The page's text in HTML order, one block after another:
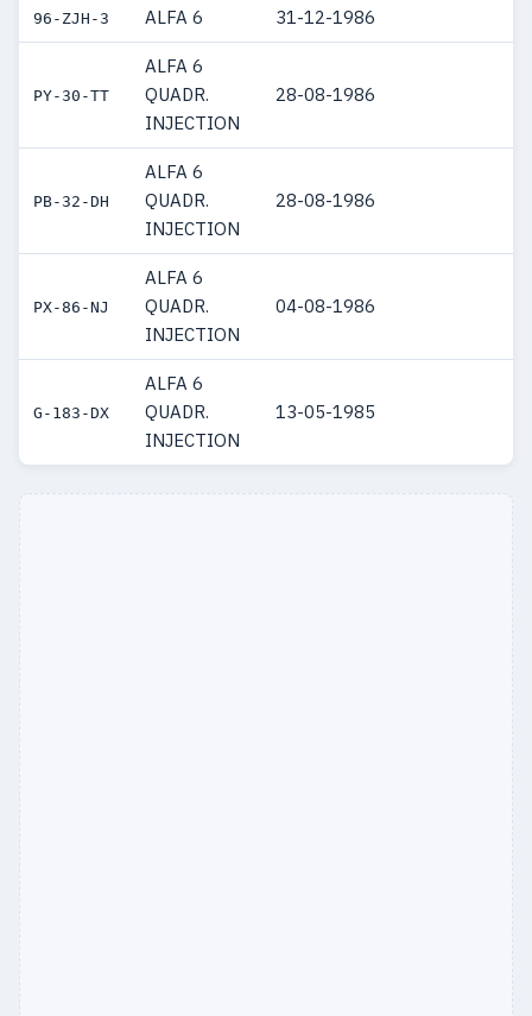
96-ZJH-3 ALFA 6 31-12-1986
PY-30-TT
ALFA 6
QUADR.
INJECTION
28-08-1986
PB-32-DH
ALFA 6
QUADR.
INJECTION
28-08-1986
PX-86-NJ
ALFA 6
QUADR.
INJECTION
04-08-1986
G-183-DX
ALFA 6
QUADR.
INJECTION
13-05-1985